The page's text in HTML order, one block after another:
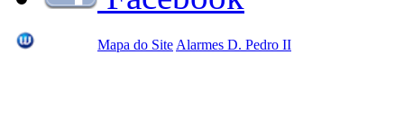
Mapa do Site Alarmes D. Pedro II